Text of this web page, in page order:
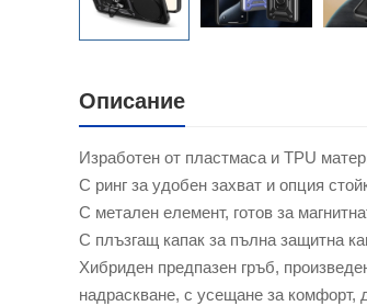
Описание
Изработен от пластмаса и TPU
С ринг за удобен захват и опция
С метален елемент, готов за
С плъзгащ капак за пълна защитна
Хибриден предпазен гръб,
надраскване, с усещане за комфорт,